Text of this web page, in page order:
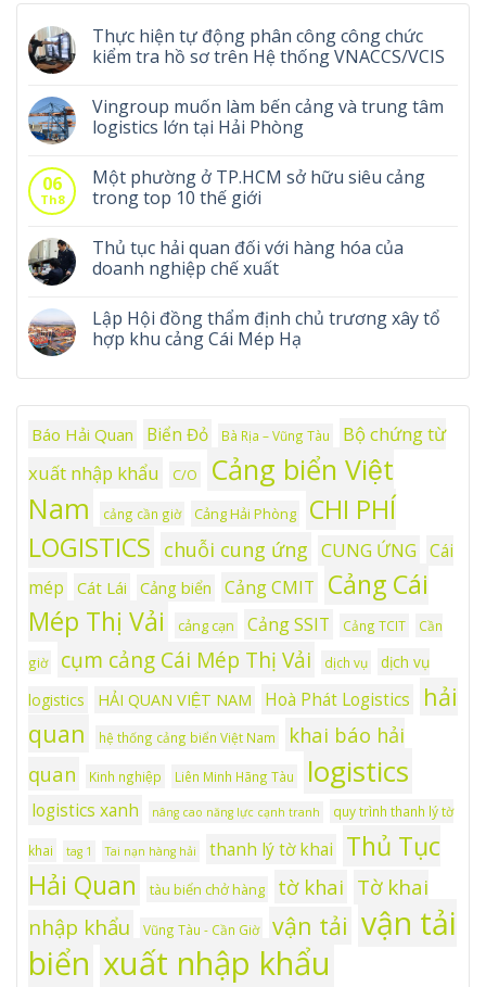
Thực hiện tự động phân công công chức
kiểm tra hồ sơ trên Hệ thống VNACCS/VCIS
Vingroup muốn làm bến cảng và trung tâm
logistics lớn tại Hải Phòng
06
Th8
Một phường ở TP.HCM sở hữu siêu cảng
trong top 10 thế giới
Thủ tục hải quan đối với hàng hóa của
doanh nghiệp chế xuất
Lập Hội đồng thẩm định chủ trương xây tổ
hợp khu cảng Cái Mép Hạ
Báo Hải Quan Biển Đỏ Bà Rịa – Vũng Tàu
Bộ chứng từ
xuất nhập khẩu
C/O
Cảng biển Việt
Nam
cảng cần giờ Cảng Hải Phòng
CHI PHÍ
LOGISTICS chuỗi cung ứng CUNG ỨNG Cái
mép
Cát Lái Cảng biển Cảng CMIT
Cảng Cái
Mép Thị Vải
cảng cạn Cảng SSIT Cảng TCIT Cần
giờ cụm cảng Cái Mép Thị Vải dịch vụ
dịch vụ
logistics
HẢI QUAN VIỆT NAM Hoà Phát Logistics
hải
quan
hệ thống cảng biển Việt Nam
khai báo hải
quan
Kinh nghiệp Liên Minh Hãng Tàu logistics
logistics xanh nâng cao năng lực cạnh tranh quy trình thanh lý tờ
khai tag 1 Tai nạn hàng hải thanh lý tờ khai
Thủ Tục
Hải Quan
tàu biển chở hàng tờ khai Tờ khai
nhập khẩu
Vũng Tàu - Cần Giờ vận tải vận tải
biển xuất nhập khẩu